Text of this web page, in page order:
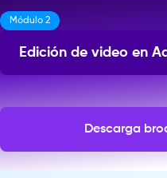
Sesiones: 16
Módulo 2
Edición de video en
Descarga